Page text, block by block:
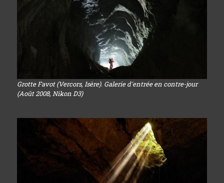
Grotte Favot (Vercors, Isère). Galerie d'entrée en contre-jour
(Août 2008, Nikon D3)